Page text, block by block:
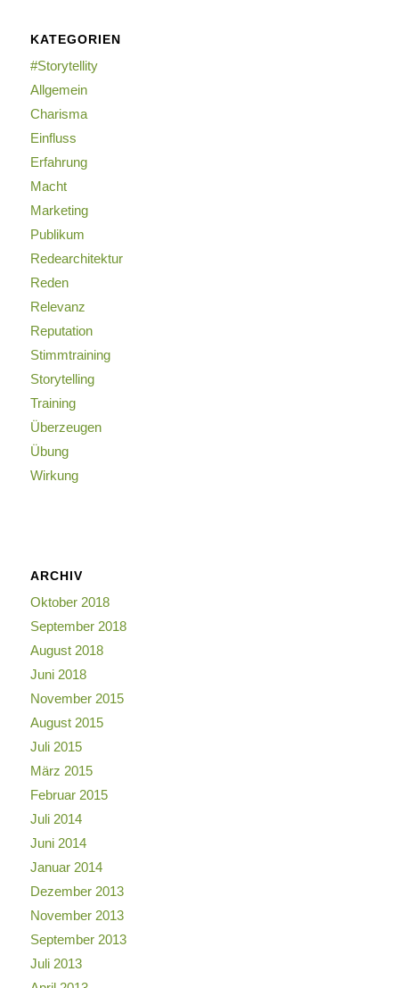
KATEGORIEN
#Storytellity
Allgemein
Charisma
Einfluss
Erfahrung
Macht
Marketing
Publikum
Redearchitektur
Reden
Relevanz
Reputation
Stimmtraining
Storytelling
Training
Überzeugen
Übung
Wirkung
ARCHIV
Oktober 2018
September 2018
August 2018
Juni 2018
November 2015
August 2015
Juli 2015
März 2015
Februar 2015
Juli 2014
Juni 2014
Januar 2014
Dezember 2013
November 2013
September 2013
Juli 2013